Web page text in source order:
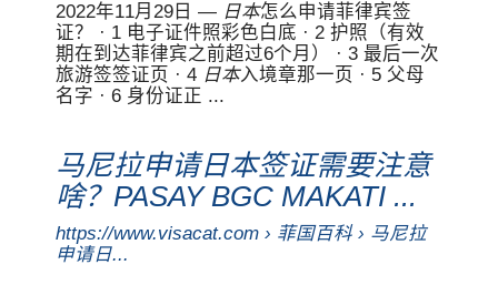
2022年11月29日 — 日本怎么申请菲律宾签
证？ · 1 电子证件照彩色白底 · 2 护照（有效
期在到达菲律宾之前超过6个月） · 3 最后一次
旅游签签证页 · 4 日本入境章那一页 · 5 父母
名字 · 6 身份证正 ...
马尼拉申请日本签证需要注意
啥？PASAY BGC MAKATI ...
https://www.visacat.com › 菲国百科 › 马尼拉
申请日...